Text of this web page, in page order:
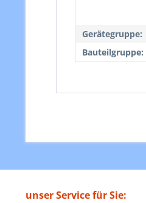
Gerätegruppe:
Bauteilgruppe:
unser Service für Sie: